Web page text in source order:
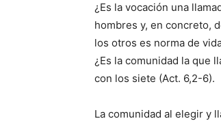
¿Es la vocación una
hombres y, en concreto,
los otros es norma de
¿Es la comunidad la que
con los siete (Act. 6,2-6).
La comunidad al elegir y